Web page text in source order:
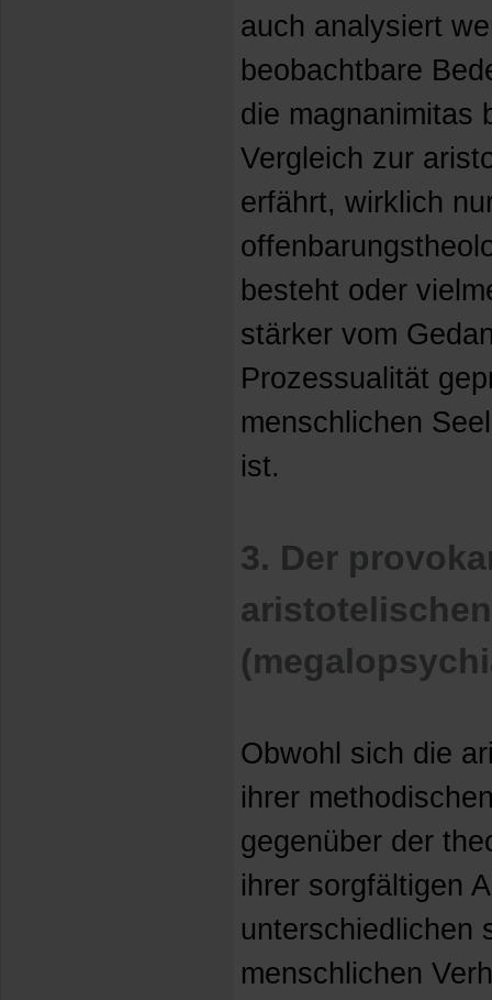
auch analysiert
beobachtbare
die magnanimitas
Vergleich zur
erfährt, wirklich
besteht oder
stärker vom
Prozessualität
menschlichen
ist.
3. Der
Obwohl sich die
ihrer
gegenüber der
ihrer sorgfältigen
unterschiedlichen
menschlichen